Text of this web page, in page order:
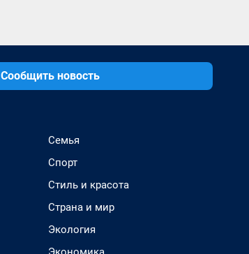
Сообщить новость
Семья
Спорт
Стиль и красота
Страна и мир
Экология